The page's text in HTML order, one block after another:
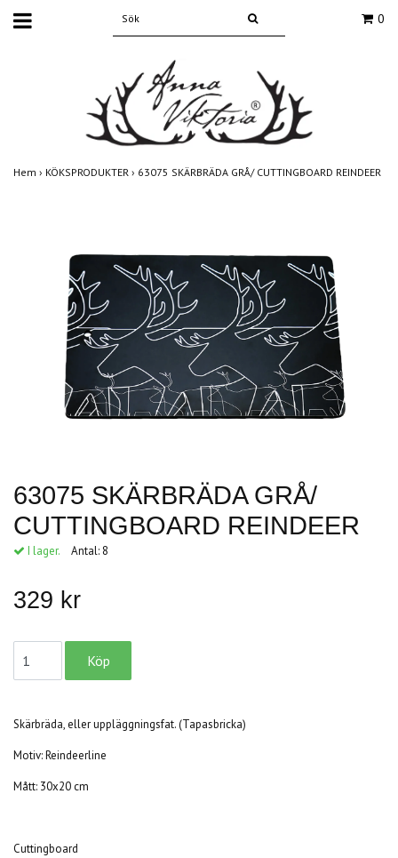
0
Hem › KÖKSPRODUKTER › 63075 SKÄRBRÄDA GRÅ/ CUTTINGBOARD REINDEER
63075 SKÄRBRÄDA GRÅ/
CUTTINGBOARD REINDEER
I lager. Antal: 8
329 kr
Skärbräda, eller uppläggningsfat. (Tapasbricka)
Motiv: Reindeerline
Mått: 30x20 cm
Cuttingboard